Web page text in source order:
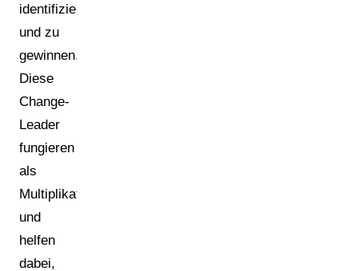
identifizieren
und zu
gewinnen.
Diese
Change-
Leader
fungieren
als
Multiplikatoren
und
helfen
dabei,